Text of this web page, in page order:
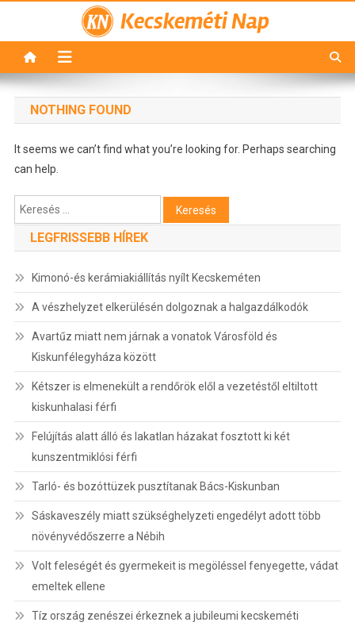
Kecskeméti Nap
NOTHING FOUND
It seems we can’t find what you’re looking for. Perhaps searching
can help.
Keresés:
LEGFRISSEBB HÍREK
Kimonó-és kerámiakiállítás nyílt Kecskeméten
A vészhelyzet elkerülésén dolgoznak a halgazdálkodók
Avartűz miatt nem járnak a vonatok Városföld és
Kiskunfélegyháza között
Kétszer is elmenekült a rendőrök elől a vezetéstől eltiltott
kiskunhalasi férfi
Felújítás alatt álló és lakatlan házakat fosztott ki két
kunszentmiklósi férfi
Tarló- és bozóttüzek pusztítanak Bács-Kiskunban
Sáskaveszély miatt szükséghelyzeti engedélyt adott több
növényvédőszerre a Nébih
Volt feleségét és gyermekeit is megöléssel fenyegette, vádat
emeltek ellene
Tíz ország zenészei érkeznek a jubileumi kecskeméti